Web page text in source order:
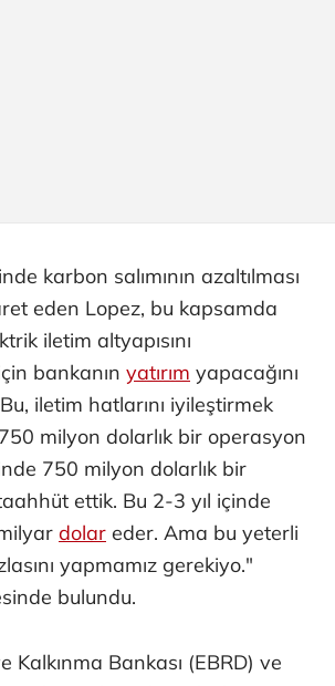
karbon salımının azaltılması
eden Lopez, bu kapsamda
iletim altyapısını
bankanın yatırım yapacağını
iletim hatlarını iyileştirmek
milyon dolarlık bir operasyon
750 milyon dolarlık bir
ettik. Bu 2-3 yıl içinde
dolar eder. Ama bu yeterli
yapmamız gerekiyo."
bulundu.
Kalkınma Bankası (EBRD) ve